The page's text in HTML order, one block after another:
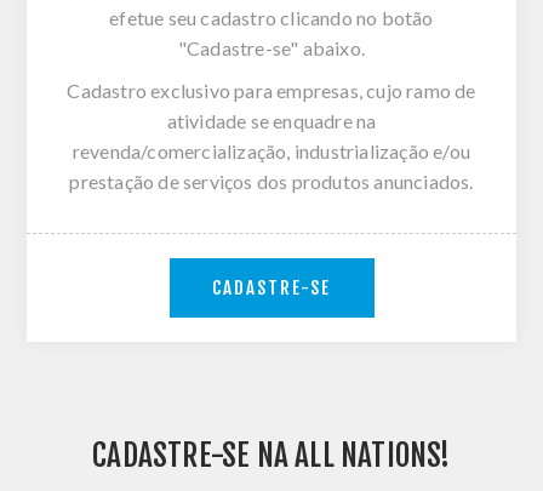
efetue seu cadastro clicando no botão
"Cadastre-se" abaixo.
Cadastro exclusivo para empresas, cujo ramo de
atividade se enquadre na
revenda/comercialização, industrialização e/ou
prestação de serviços dos produtos anunciados.
CADASTRE-SE
CADASTRE-SE NA ALL NATIONS!